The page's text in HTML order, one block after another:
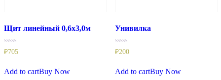
Щит линейный 0,6х3,0м
Rated
0
of
5
₽705
Add to cartBuy Now
Унивилка
Rated
0
of
5
₽200
Add to cartBuy Now